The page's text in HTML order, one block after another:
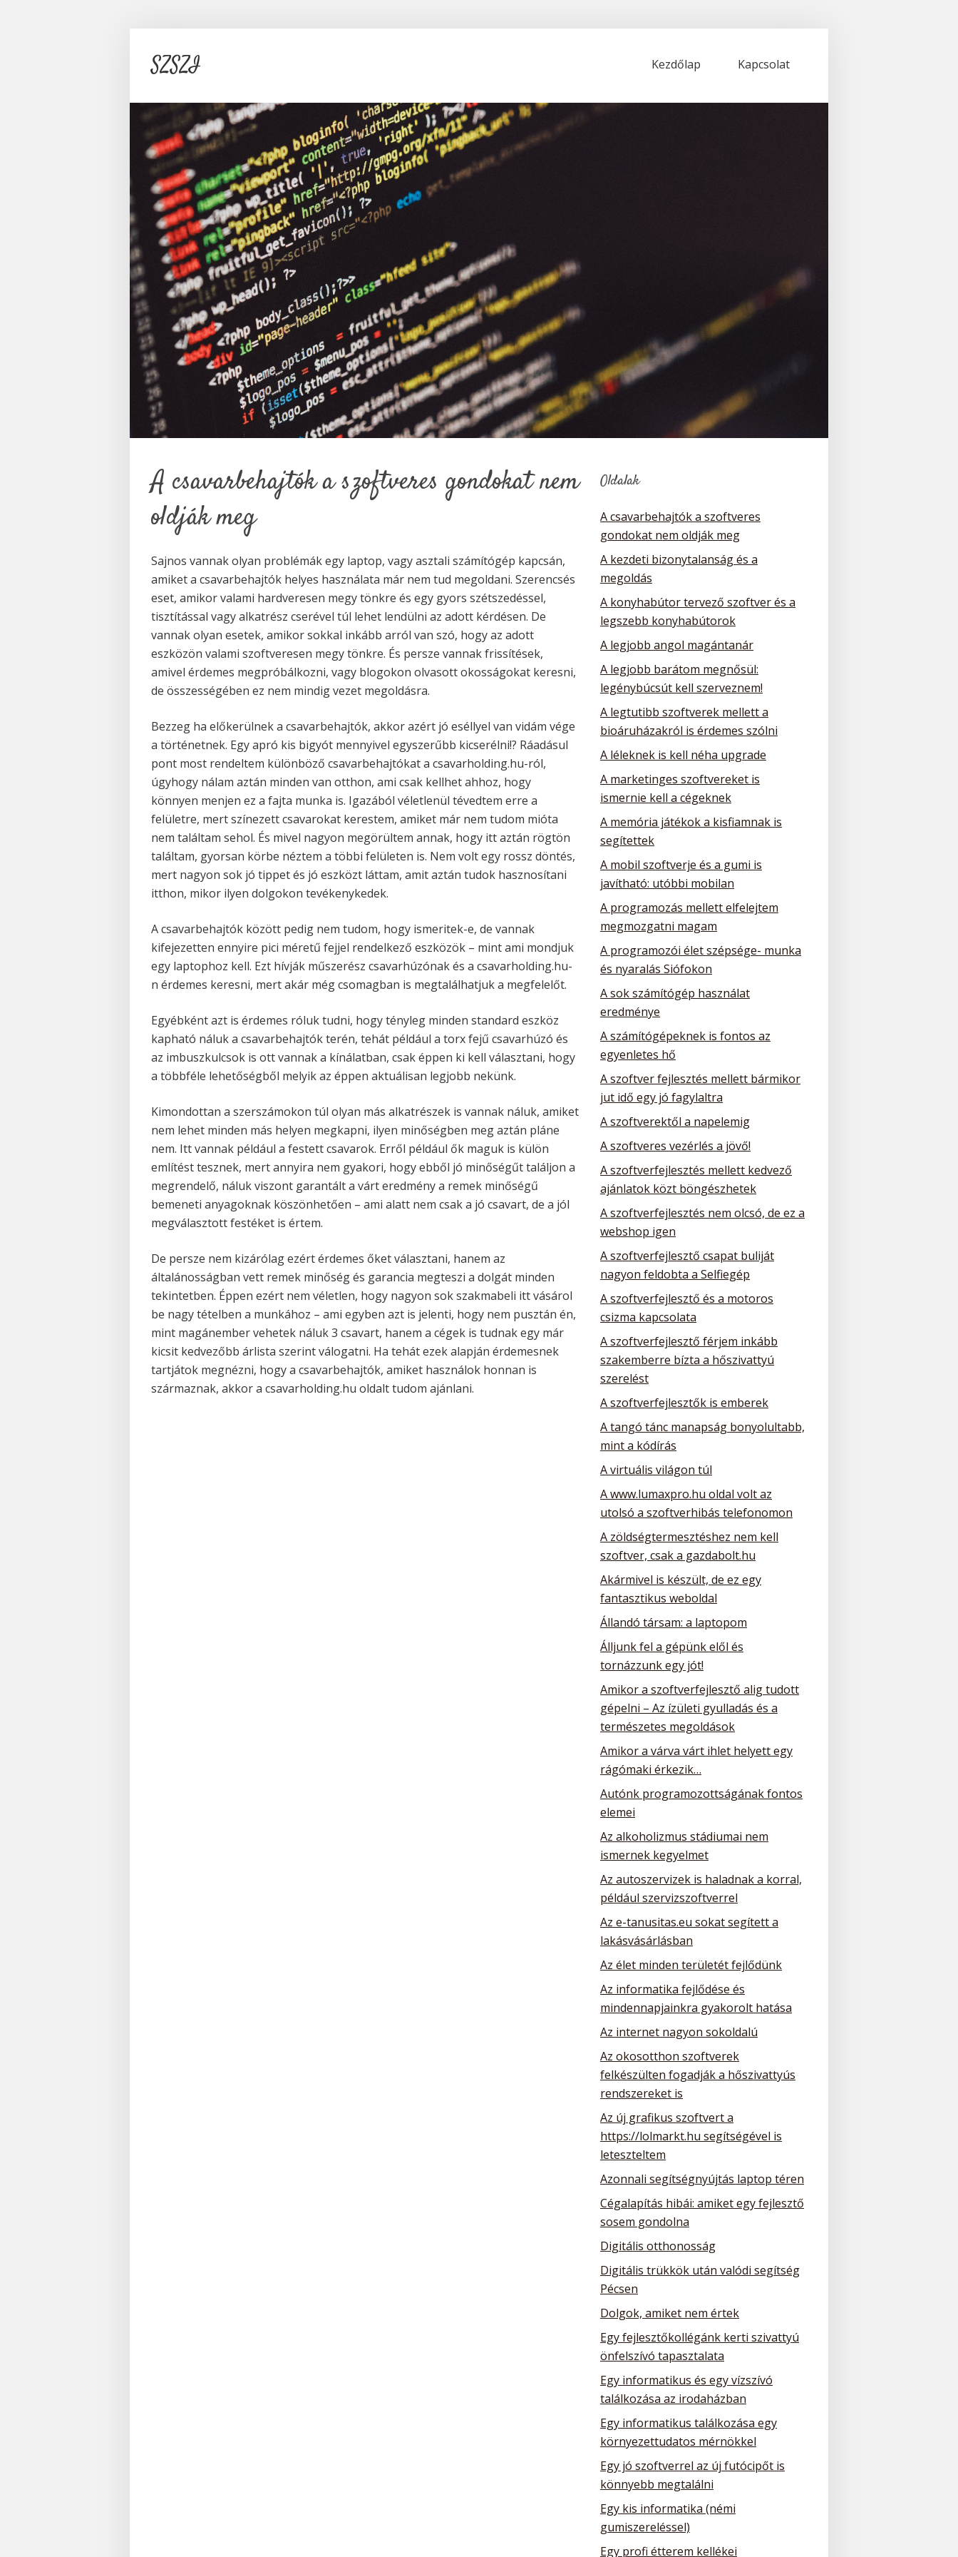
SZSZI Kezdőlap Kapcsolat
A csavarbehajtók a szoftveres gondokat nem
oldják meg
Sajnos vannak olyan problémák egy laptop, vagy asztali számítógép kapcsán,
amiket a csavarbehajtók helyes használata már nem tud megoldani. Szerencsés
eset, amikor valami hardveresen megy tönkre és egy gyors szétszedéssel,
tisztítással vagy alkatrész cserével túl lehet lendülni az adott kérdésen. De
vannak olyan esetek, amikor sokkal inkább arról van szó, hogy az adott
eszközön valami szoftveresen megy tönkre. És persze vannak frissítések,
amivel érdemes megpróbálkozni, vagy blogokon olvasott okosságokat keresni,
de összességében ez nem mindig vezet megoldásra.
Bezzeg ha előkerülnek a csavarbehajtók, akkor azért jó eséllyel van vidám vége
a történetnek. Egy apró kis bigyót mennyivel egyszerűbb kicserélni!? Ráadásul
pont most rendeltem különböző csavarbehajtókat a csavarholding.hu-ról,
úgyhogy nálam aztán minden van otthon, ami csak kellhet ahhoz, hogy
könnyen menjen ez a fajta munka is. Igazából véletlenül tévedtem erre a
felületre, mert színezett csavarokat kerestem, amiket már nem tudom mióta
nem találtam sehol. És mivel nagyon megörültem annak, hogy itt aztán rögtön
találtam, gyorsan körbe néztem a többi felületen is. Nem volt egy rossz döntés,
mert nagyon sok jó tippet és jó eszközt láttam, amit aztán tudok hasznosítani
itthon, mikor ilyen dolgokon tevékenykedek.
A csavarbehajtók között pedig nem tudom, hogy ismeritek-e, de vannak
kifejezetten ennyire pici méretű fejjel rendelkező eszközök – mint ami mondjuk
egy laptophoz kell. Ezt hívják műszerész csavarhúzónak és a csavarholding.hu-
n érdemes keresni, mert akár még csomagban is megtalálhatjuk a megfelelőt.
Egyébként azt is érdemes róluk tudni, hogy tényleg minden standard eszköz
kapható náluk a csavarbehajtók terén, tehát például a torx fejű csavarhúzó és
az imbuszkulcsok is ott vannak a kínálatban, csak éppen ki kell választani, hogy
a többféle lehetőségből melyik az éppen aktuálisan legjobb nekünk.
Kimondottan a szerszámokon túl olyan más alkatrészek is vannak náluk, amiket
nem lehet minden más helyen megkapni, ilyen minőségben meg aztán pláne
nem. Itt vannak például a festett csavarok. Erről például ők maguk is külön
említést tesznek, mert annyira nem gyakori, hogy ebből jó minőségűt találjon a
megrendelő, náluk viszont garantált a várt eredmény a remek minőségű
bemeneti anyagoknak köszönhetően – ami alatt nem csak a jó csavart, de a jól
megválasztott festéket is értem.
De persze nem kizárólag ezért érdemes őket választani, hanem az
általánosságban vett remek minőség és garancia megteszi a dolgát minden
tekintetben. Éppen ezért nem véletlen, hogy nagyon sok szakmabeli itt vásárol
be nagy tételben a munkához – ami egyben azt is jelenti, hogy nem pusztán én,
mint magánember vehetek náluk 3 csavart, hanem a cégek is tudnak egy már
kicsit kedvezőbb árlista szerint válogatni. Ha tehát ezek alapján érdemesnek
tartjátok megnézni, hogy a csavarbehajtók, amiket használok honnan is
származnak, akkor a csavarholding.hu oldalt tudom ajánlani.
Oldalak
A csavarbehajtók a szoftveres
gondokat nem oldják meg
A kezdeti bizonytalanság és a
megoldás
A konyhabútor tervező szoftver és a
legszebb konyhabútorok
A legjobb angol magántanár
A legjobb barátom megnősül:
legénybúcsút kell szerveznem!
A legtutibb szoftverek mellett a
bioáruházakról is érdemes szólni
A léleknek is kell néha upgrade
A marketinges szoftvereket is
ismernie kell a cégeknek
A memória játékok a kisfiamnak is
segítettek
A mobil szoftverje és a gumi is
javítható: utóbbi mobilan
A programozás mellett elfelejtem
megmozgatni magam
A programozói élet szépsége- munka
és nyaralás Siófokon
A sok számítógép használat
eredménye
A számítógépeknek is fontos az
egyenletes hő
A szoftver fejlesztés mellett bármikor
jut idő egy jó fagylaltra
A szoftverektől a napelemig
A szoftveres vezérlés a jövő!
A szoftverfejlesztés mellett kedvező
ajánlatok közt böngészhetek
A szoftverfejlesztés nem olcsó, de ez a
webshop igen
A szoftverfejlesztő csapat buliját
nagyon feldobta a Selfiegép
A szoftverfejlesztő és a motoros
csizma kapcsolata
A szoftverfejlesztő férjem inkább
szakemberre bízta a hőszivattyú
szerelést
A szoftverfejlesztők is emberek
A tangó tánc manapság bonyolultabb,
mint a kódírás
A virtuális világon túl
A www.lumaxpro.hu oldal volt az
utolsó a szoftverhibás telefonomon
A zöldségtermesztéshez nem kell
szoftver, csak a gazdabolt.hu
Akármivel is készült, de ez egy
fantasztikus weboldal
Állandó társam: a laptopom
Álljunk fel a gépünk elől és
tornázzunk egy jót!
Amikor a szoftverfejlesztő alig tudott
gépelni – Az ízületi gyulladás és a
természetes megoldások
Amikor a várva várt ihlet helyett egy
rágómaki érkezik…
Autónk programozottságának fontos
elemei
Az alkoholizmus stádiumai nem
ismernek kegyelmet
Az autoszervizek is haladnak a korral,
például szervizszoftverrel
Az e-tanusitas.eu sokat segített a
lakásvásárlásban
Az élet minden területét fejlődünk
Az informatika fejlődése és
mindennapjainkra gyakorolt hatása
Az internet nagyon sokoldalú
Az okosotthon szoftverek
felkészülten fogadják a hőszivattyús
rendszereket is
Az új grafikus szoftvert a
https://lolmarkt.hu segítségével is
leteszteltem
Azonnali segítségnyújtás laptop téren
Cégalapítás hibái: amiket egy fejlesztő
sosem gondolna
Digitális otthonosság
Digitális trükkök után valódi segítség
Pécsen
Dolgok, amiket nem értek
Egy fejlesztőkollégánk kerti szivattyú
önfelszívó tapasztalata
Egy informatikus és egy vízszívó
találkozása az irodaházban
Egy informatikus találkozása egy
környezettudatos mérnökkel
Egy jó szoftverrel az új futócipőt is
könnyebb megtalálni
Egy kis informatika (némi
gumiszereléssel)
Egy profi étterem kellékei